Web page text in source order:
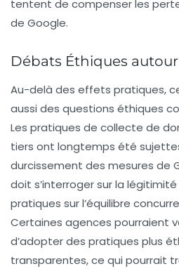
tentent de compenser les
de Google.
Débats Éthiques
Au-delà des effets pratiques,
aussi des questions éthiques
Les pratiques de collecte de
tiers ont longtemps été
durcissement des mesures de
doit s’interroger sur la
pratiques sur l’équilibre
Certaines agences pourraient
d’adopter des pratiques plus
transparentes, ce qui pourrait